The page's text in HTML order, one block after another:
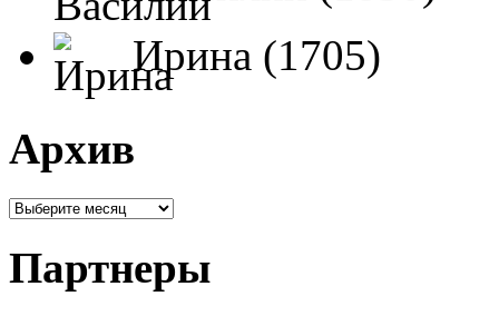
Ирина (1705)
Архив
Партнеры